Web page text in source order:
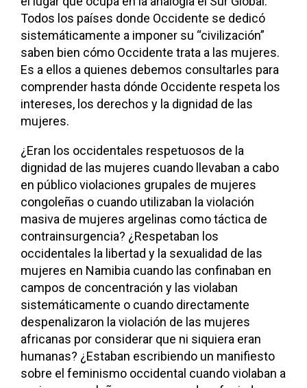
Todos los países donde Occidente se dedicó
sistemáticamente a imponer su “civilización”
saben bien cómo Occidente trata a las mujeres.
Es a ellos a quienes debemos consultarles para
comprender hasta dónde Occidente respeta los
intereses, los derechos y la dignidad de las
mujeres.
¿Eran los occidentales respetuosos de la
dignidad de las mujeres cuando llevaban a cabo
en público violaciones grupales de mujeres
congoleñas o cuando utilizaban la violación
masiva de mujeres argelinas como táctica de
contrainsurgencia? ¿Respetaban los
occidentales la libertad y la sexualidad de las
mujeres en Namibia cuando las confinaban en
campos de concentración y las violaban
sistemáticamente o cuando directamente
despenalizaron la violación de las mujeres
africanas por considerar que ni siquiera eran
humanas? ¿Estaban escribiendo un manifiesto
sobre el feminismo occidental cuando violaban a